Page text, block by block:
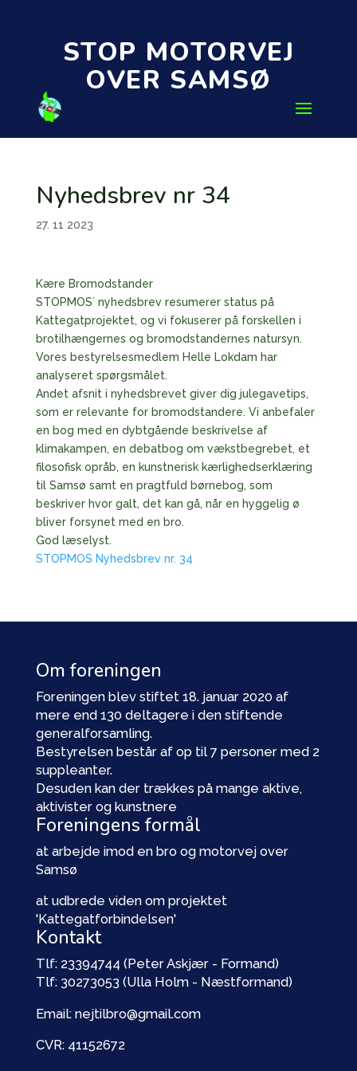
STOP MOTORVEJ
OVER SAMSØ
Nyhedsbrev nr 34
27. 11 2023
Kære Bromodstander
STOPMOS´ nyhedsbrev resumerer status på
Kattegatprojektet, og vi fokuserer på forskellen i
brotilhængernes og bromodstandernes natursyn.
Vores bestyrelsesmedlem Helle Lokdam har
analyseret spørgsmålet.
Andet afsnit i nyhedsbrevet giver dig julegavetips,
som er relevante for bromodstandere. Vi anbefaler
en bog med en dybtgående beskrivelse af
klimakampen, en debatbog om vækstbegrebet, et
filosofisk opråb, en kunstnerisk kærlighedserklæring
til Samsø samt en pragtfuld børnebog, som
beskriver hvor galt, det kan gå, når en hyggelig ø
bliver forsynet med en bro.
God læselyst.
STOPMOS Nyhedsbrev nr. 34
Om foreningen
Foreningen blev stiftet 18. januar 2020 af
mere end 130 deltagere i den stiftende
generalforsamling.
Bestyrelsen består af op til 7 personer med 2
suppleanter.
Desuden kan der trækkes på mange aktive,
aktivister og kunstnere
Foreningens formål
at arbejde imod en bro og motorvej over
Samsø
at udbrede viden om projektet
'Kattegatforbindelsen'
Kontakt
Tlf: 23394744 (Peter Askjær - Formand)
Tlf: 30273053 (Ulla Holm - Næstformand)
Email: nejtilbro@gmail.com
CVR: 41152672